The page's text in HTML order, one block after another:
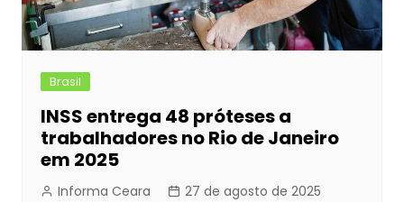
Brasil
INSS entrega 48 próteses a
trabalhadores no Rio de Janeiro
em 2025
Informa Ceara 27 de agosto de 2025